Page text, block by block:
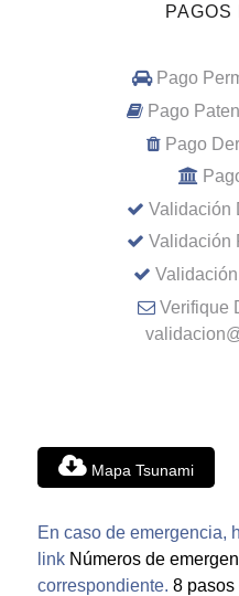
PAGOS
Pago
Pago
Pago
Validación
Validación
Verifique
Mapa Tsunami
En caso de emergencia,
link Números de
correspondiente. 8 pasos